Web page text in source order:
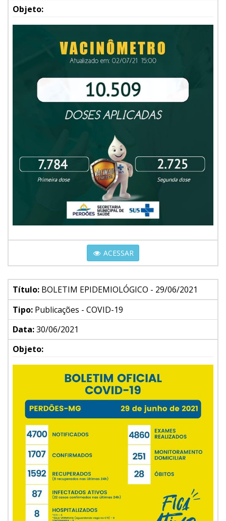
Objeto:
ACESSAR
Título: BOLETIM EPIDEMIOLÓGICO - 29/06/2021
Tipo: Publicações - COVID-19
Data:30/06/2021
Objeto: